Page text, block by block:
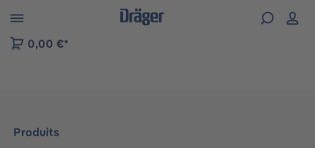
to B2B platform navigation
0,00 €*
Produits